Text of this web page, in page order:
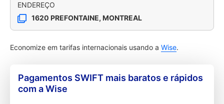
ENDEREÇO
1620 PREFONTAINE, MONTREAL
Economize em tarifas internacionais usando a Wise.
Pagamentos SWIFT mais baratos e rápidos
com a Wise